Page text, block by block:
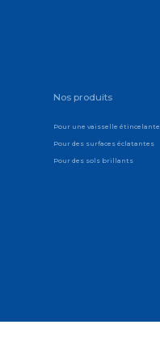
Nos produits
Pour une vaisselle étincelante
Pour des surfaces éclatantes
Pour des sols brillants